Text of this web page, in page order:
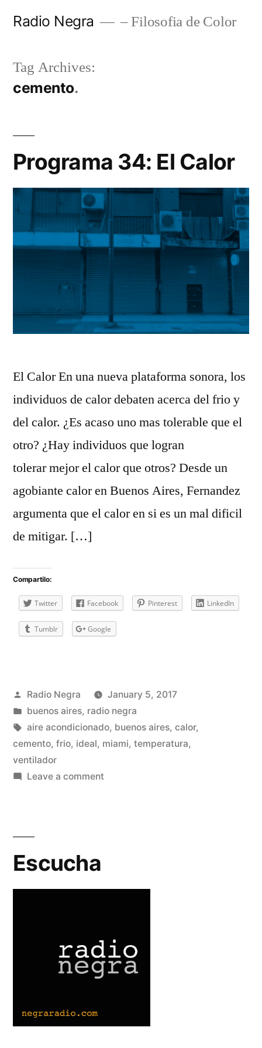
Radio Negra – Filosofia de Color
Tag Archives:
cemento
Programa 34: El Calor
El Calor En una nueva plataforma sonora, los
individuos de calor debaten acerca del frio y
del calor. ¿Es acaso uno mas tolerable que el
otro? ¿Hay individuos que logran
tolerar mejor el calor que otros? Desde un
agobiante calor en Buenos Aires, Fernandez
argumenta que el calor en si es un mal dificil
de mitigar. […]
Compartilo:
Twitter Facebook Pinterest LinkedIn
Tumblr Google
Posted
by
Radio Negra
January 5, 2017
Posted
in
buenos aires, radio negra
Tags:
aire acondicionado, buenos aires, calor,
cemento, frio, ideal, miami, temperatura,
ventilador
Leave a commenton
Escucha